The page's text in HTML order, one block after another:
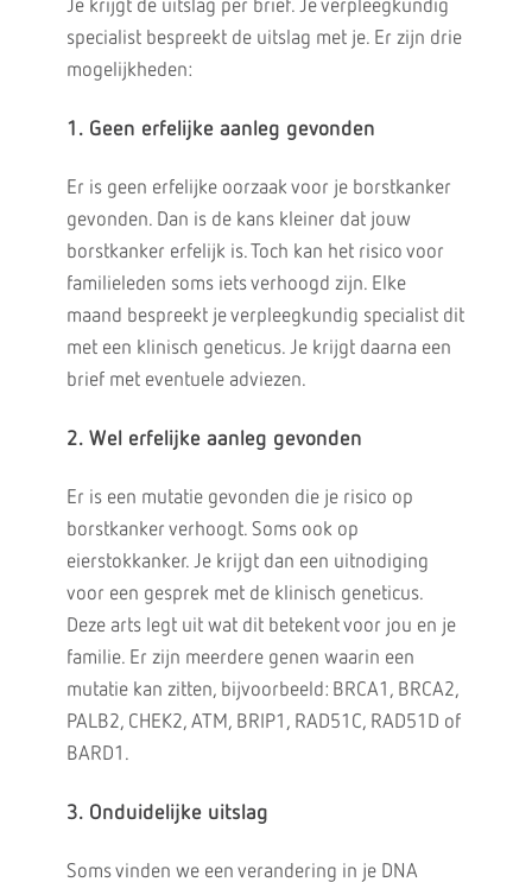
Je krijgt de uitslag per brief. Je verpleegkundig
specialist bespreekt de uitslag met je. Er zijn drie
mogelijkheden:
1. Geen erfelijke aanleg gevonden
Er is geen erfelijke oorzaak voor je borstkanker
gevonden. Dan is de kans kleiner dat jouw
borstkanker erfelijk is. Toch kan het risico voor
familieleden soms iets verhoogd zijn. Elke
maand bespreekt je verpleegkundig specialist dit
met een klinisch geneticus. Je krijgt daarna een
brief met eventuele adviezen.
2. Wel erfelijke aanleg gevonden
Er is een mutatie gevonden die je risico op
borstkanker verhoogt. Soms ook op
eierstokkanker. Je krijgt dan een uitnodiging
voor een gesprek met de klinisch geneticus.
Deze arts legt uit wat dit betekent voor jou en je
familie. Er zijn meerdere genen waarin een
mutatie kan zitten, bijvoorbeeld: BRCA1, BRCA2,
PALB2, CHEK2, ATM, BRIP1, RAD51C, RAD51D of
BARD1.
3. Onduidelijke uitslag
Soms vinden we een verandering in je DNA